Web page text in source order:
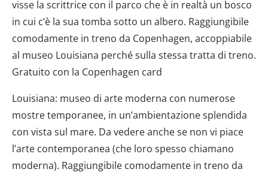
visse la scrittrice con il parco che è in realtà un bosco
in cui c’è la sua tomba sotto un albero. Raggiungibile
comodamente in treno da Copenhagen, accoppiabile
al museo Louisiana perché sulla stessa tratta di treno.
Gratuito con la Copenhagen card
Louisiana: museo di arte moderna con numerose
mostre temporanee, in un’ambientazione splendida
con vista sul mare. Da vedere anche se non vi piace
l’arte contemporanea (che loro spesso chiamano
moderna). Raggiungibile comodamente in treno da